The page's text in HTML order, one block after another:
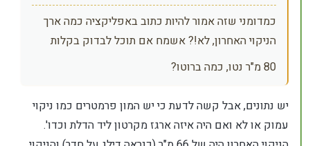
כמדומני שזה אמור להיות כתוב באפליקציה כמה ארך
הניקוי האחרון, לא!? אשמח אם תוכל לבדוק בקלות
80 מ"ר נטו, כמה ברוטו?
יש נתונים, אבל קשה לדעת כי יש המון פרמטרים כמו ניקוי
עמוק או לא ואם היה איזה ארגז מקרטון ליד הדלת וכדו'.